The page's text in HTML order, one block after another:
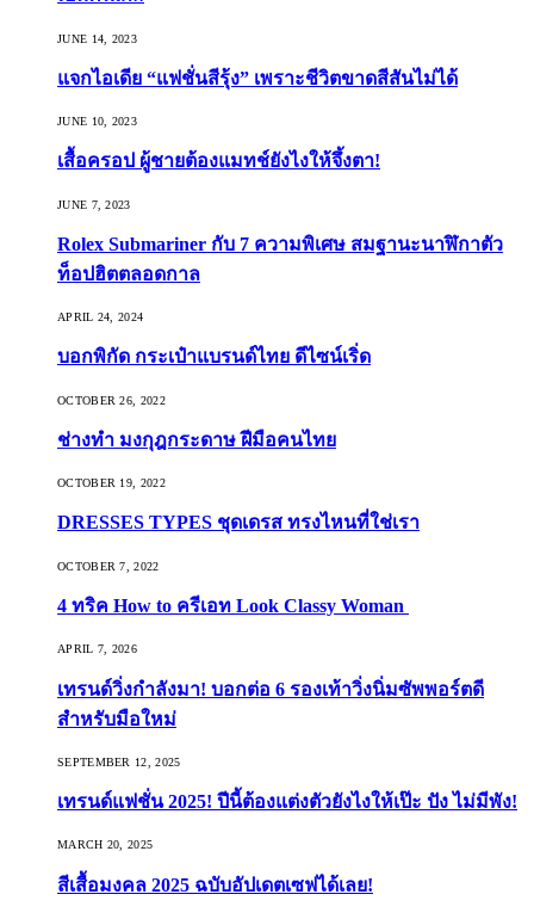
JUNE 14, 2023
แจกไอเดีย “แฟชั่นสีรุ้ง” เพราะชีวิตขาดสีสันไม่ได้
JUNE 10, 2023
เสื้อครอป ผู้ชายต้องแมทช์ยังไงให้จึ้งตา!
JUNE 7, 2023
Rolex Submariner กับ 7 ความพิเศษ สมฐานะนาฬิกาตัว
ท็อปฮิตตลอดกาล
APRIL 24, 2024
บอกพิกัด กระเป๋าแบรนด์ไทย ดีไซน์เริ่ด
OCTOBER 26, 2022
ช่างทำ มงกุฎกระดาษ ฝีมือคนไทย
OCTOBER 19, 2022
DRESSES TYPES ชุดเดรส ทรงไหนที่ใช่เรา
OCTOBER 7, 2022
4 ทริค How to ครีเอท Look Classy Woman
APRIL 7, 2026
เทรนด์วิ่งกำลังมา! บอกต่อ 6 รองเท้าวิ่งนิ่มซัพพอร์ตดี
สำหรับมือใหม่
SEPTEMBER 12, 2025
เทรนด์แฟชั่น 2025! ปีนี้ต้องแต่งตัวยังไงให้เป๊ะ ปัง ไม่มีพัง!
MARCH 20, 2025
สีเสื้อมงคล 2025 ฉบับอัปเดตเซฟได้เลย!